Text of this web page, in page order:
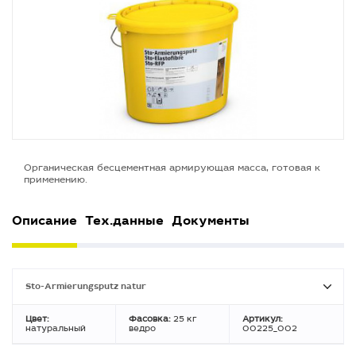
Органическая бесцементная армирующая масса, готовая к
применению.
Описание Тех.данные Документы
Sto-Armierungsputz natur
Цвет:
натуральный
Фасовка: 25 кг
ведро
Артикул:
00225_002